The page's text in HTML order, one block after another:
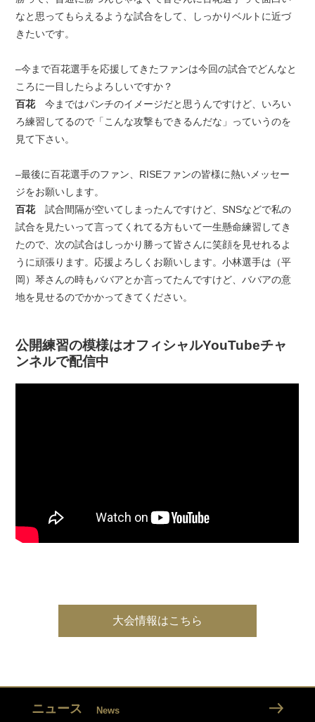
なと思ってもらえるような試合をして、しっかりベルトに近づ
きたいです。
–今まで百花選手を応援してきたファンは今回の試合でどんなと
ころに一目したらよろしいですか？
百花今まではパンチのイメージだと思うんですけど、いろい
ろ練習してるので「こんな攻撃もできるんだな」っていうのを
見て下さい。
–最後に百花選手のファン、RISEファンの皆様に熱いメッセー
ジをお願いします。
百花試合間隔が空いてしまったんですけど、SNSなどで私の
試合を見たいって言ってくれてる方もいて一生懸命練習してき
たので、次の試合はしっかり勝って皆さんに笑顔を見せれるよ
うに頑張ります。応援よろしくお願いします。小林選手は（平
岡）琴さんの時もババアとか言ってたんですけど、ババアの意
地を見せるのでかかってきてください。
公開練習の模様はオフィシャルYouTubeチャ
ンネルで配信中
大会情報はこちら
ニュース News